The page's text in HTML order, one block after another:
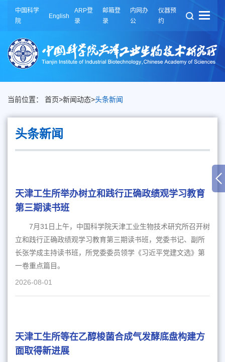
中国科学
院
English
ARP登
录
邮箱登
录
内网办
公
仪器预
约
当前位置： 首页>新闻动态>头条新闻
头条新闻
天津工生所举办树立和践行正确政绩观学习教育
第三期读书班
7月31日上午，中国科学院天津工业生物技术研究所召开树
立和践行正确政绩观学习教育第三期读书班，党委书记、副所
长张学成主持读书班，所党委委员领学《习近平党建文选》第
一卷重点篇目。
2026-08-01
天津工生所等在乙醇梭菌合成气发酵底盘构建方
面取得新进展